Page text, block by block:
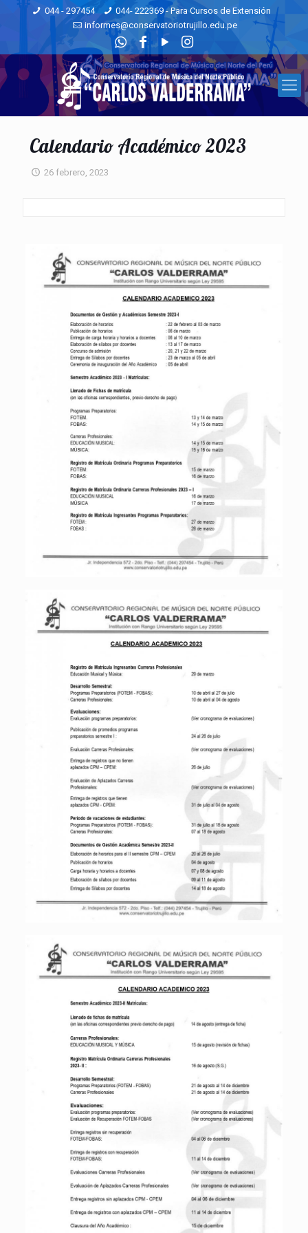
044 - 297454
044- 222369 - Para Cursos de Extensión
informes@conservatoriotrujillo.edu.pe
Calendario Académico 2023
26 febrero, 2023